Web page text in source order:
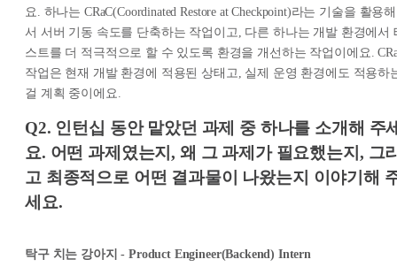
요. 하나는 CRaC(Coordinated Restore at Checkpoint)라는 기술을 활용해
서 서버 기동 속도를 단축하는 작업이고, 다른 하나는 개발 환경에서
스트를 더 적극적으로 할 수 있도록 환경을 개선하는 작업이에요.
작업은 현재 개발 환경에 적용된 상태고, 실제 운영 환경에도 적용하
걸 계획 중이에요.
Q2. 인턴십 동안 맡았던 과제 중 하나를 소개해 주
요. 어떤 과제였는지, 왜 그 과제가 필요했는지, 그
고 최종적으로 어떤 결과물이 나왔는지 이야기해
세요.
탁구 치는 강아지 - Product Engineer(Backend) Intern